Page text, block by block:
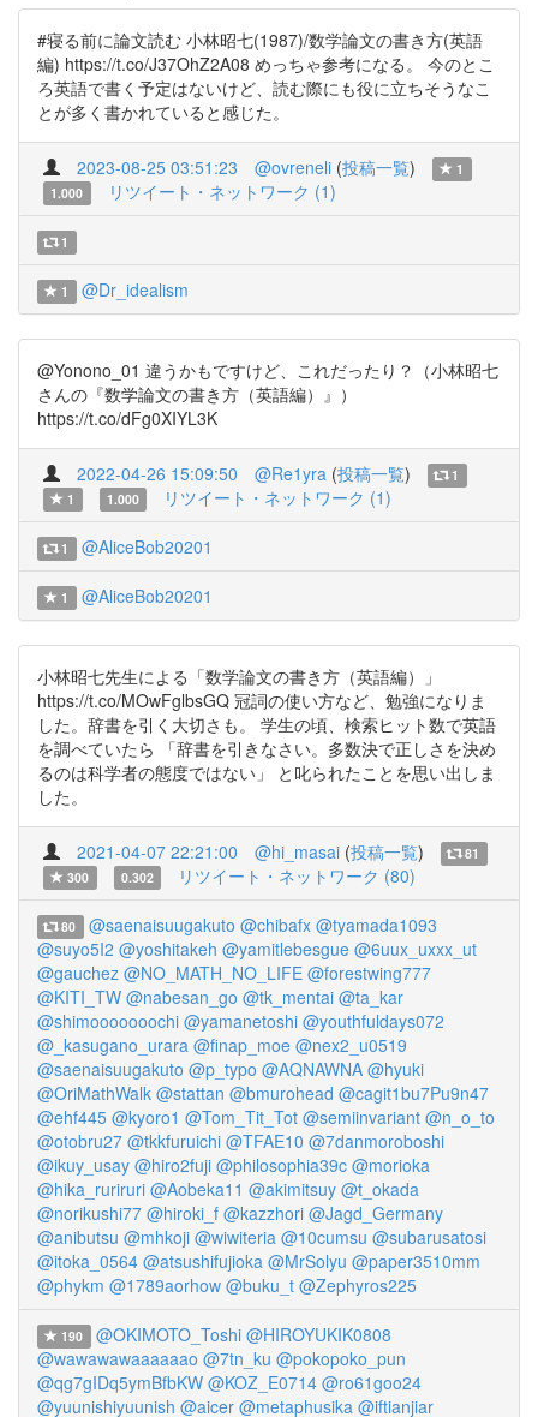
#寝る前に論文読む 小林昭七(1987)/数学論文の書き方(英語
編) https://t.co/J37OhZ2A08 めっちゃ参考になる。 今のとこ
ろ英語で書く予定はないけど、読む際にも役に立ちそうなこ
とが多く書かれていると感じた。
2023-08-25 03:51:23 @ovreneli (投稿一覧)
1
1.000
リツイート・ネットワーク (1)
1
1 @Dr_idealism
@Yonono_01 違うかもですけど、これだったり？（小林昭七
さんの『数学論文の書き方（英語編）』）
https://t.co/dFg0XIYL3K
2022-04-26 15:09:50 @Re1yra (投稿一覧)
1
1
1.000 リツイート・ネットワーク (1)
1 @AliceBob20201
1 @AliceBob20201
小林昭七先生による「数学論文の書き方（英語編）」
https://t.co/MOwFglbsGQ 冠詞の使い方など、勉強になりま
した。辞書を引く大切さも。 学生の頃、検索ヒット数で英語
を調べていたら 「辞書を引きなさい。多数決で正しさを決め
るのは科学者の態度ではない」 と叱られたことを思い出しま
した。
2021-04-07 22:21:00 @hi_masai (投稿一覧)
81
300
0.302 リツイート・ネットワーク (80)
80 @saenaisuugakuto @chibafx @tyamada1093
@suyo5I2 @yoshitakeh @yamitlebesgue @6uux_uxxx_ut
@gauchez @NO_MATH_NO_LIFE @forestwing777
@KITI_TW @nabesan_go @tk_mentai @ta_kar
@shimooooooochi @yamanetoshi @youthfuldays072
@_kasugano_urara @finap_moe @nex2_u0519
@saenaisuugakuto @p_typo @AQNAWNA @hyuki
@OriMathWalk @stattan @bmurohead @cagit1bu7Pu9n47
@ehf445 @kyoro1 @Tom_Tit_Tot @semiinvariant @n_o_to
@otobru27 @tkkfuruichi @TFAE10 @7danmoroboshi
@ikuy_usay @hiro2fuji @philosophia39c @morioka
@hika_ruriruri @Aobeka11 @akimitsuy @t_okada
@norikushi77 @hiroki_f @kazzhori @Jagd_Germany
@anibutsu @mhkoji @wiwiteria @10cumsu @subarusatosi
@itoka_0564 @atsushifujioka @MrSolyu @paper3510mm
@phykm @1789aorhow @buku_t @Zephyros225
190 @OKIMOTO_Toshi @HIROYUKIK0808
@wawawawaaaaaao @7tn_ku @pokopoko_pun
@qg7gIDq5ymBfbKW @KOZ_E0714 @ro61goo24
@yuunishiyuunish @aicer @metaphusika @iftianjiar